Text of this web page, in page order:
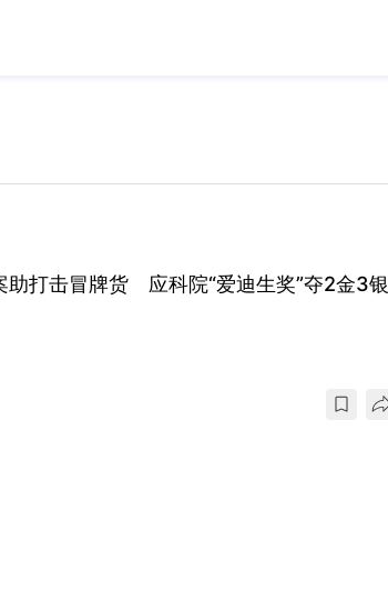
助打击冒牌货 应科院“爱迪生奖”夺2金3银